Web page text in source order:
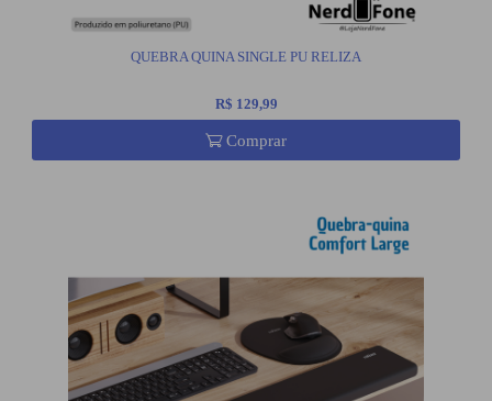
QUEBRA QUINA SINGLE PU RELIZA
R$ 129,99
Comprar